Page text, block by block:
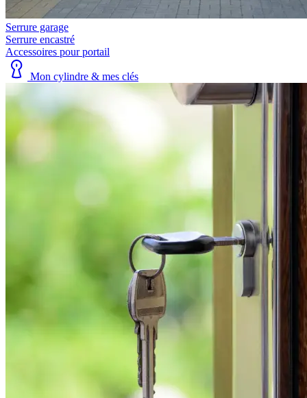
Serrure garage
Serrure encastré
Accessoires pour portail
Mon cylindre & mes clés